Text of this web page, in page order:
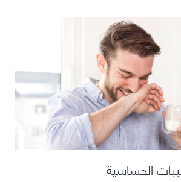
الحساسية